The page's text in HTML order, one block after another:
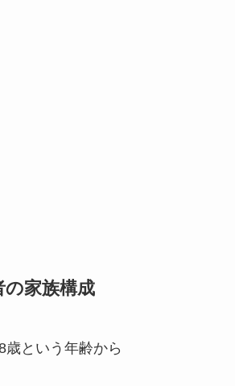
の家族構成
歳という年齢から